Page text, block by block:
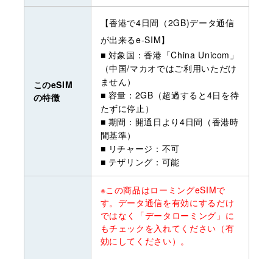
このeSIM
の特徴
【香港で4日間（2GB)データ通信
が出来るe-SIM】
■ 対象国：香港「China Unicom」
（中国/マカオではご利用いただけ
ません）
■ 容量：2GB（超過すると4日を待
たずに停止）
■ 期間：開通日より4日間（香港時
間基準）
■ リチャージ：不可
■ テザリング：可能
※この商品はローミングeSIMで
す。データ通信を有効にするだけ
ではなく「データローミング」に
もチェックを入れてください（有
効にしてください）。